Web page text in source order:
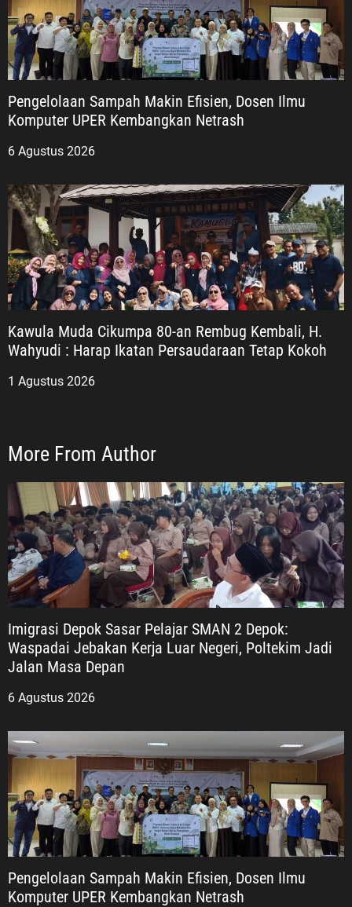
Pengelolaan Sampah Makin Efisien, Dosen Ilmu
Komputer UPER Kembangkan Netrash
6 Agustus 2026
Kawula Muda Cikumpa 80-an Rembug Kembali, H.
Wahyudi : Harap Ikatan Persaudaraan Tetap Kokoh
1 Agustus 2026
More From Author
Imigrasi Depok Sasar Pelajar SMAN 2 Depok:
Waspadai Jebakan Kerja Luar Negeri, Poltekim Jadi
6 Agustus 2026
Pengelolaan Sampah Makin Efisien, Dosen Ilmu
Komputer UPER Kembangkan Netrash